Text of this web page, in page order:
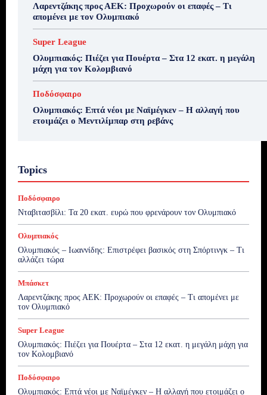
Λαρεντζάκης προς ΑΕΚ: Προχωρούν οι επαφές – Τι
απομένει με τον Ολυμπιακό
Super League
Ολυμπιακός: Πιέζει για Πουέρτα – Στα 12 εκατ. η μεγάλη
μάχη για τον Κολομβιανό
Ποδόσφαιρο
Ολυμπιακός: Επτά νέοι με Ναϊμέγκεν – Η αλλαγή που
ετοιμάζει ο Μεντιλίμπαρ στη ρεβάνς
Topics
Ποδόσφαιρο
Νταβιτασβίλι: Τα 20 εκατ. ευρώ που φρενάρουν τον Ολυμπιακό
Ολυμπιακός
Ολυμπιακός – Ιωαννίδης: Επιστρέφει βασικός στη Σπόρτινγκ – Τι
αλλάζει τώρα
Μπάσκετ
Λαρεντζάκης προς ΑΕΚ: Προχωρούν οι επαφές – Τι απομένει με
τον Ολυμπιακό
Super League
Ολυμπιακός: Πιέζει για Πουέρτα – Στα 12 εκατ. η μεγάλη μάχη για
τον Κολομβιανό
Ποδόσφαιρο
Ολυμπιακός: Επτά νέοι με Ναϊμέγκεν – Η αλλαγή που ετοιμάζει ο